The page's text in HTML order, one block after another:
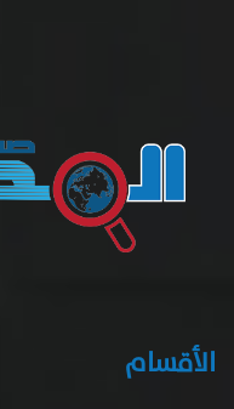
الأقسام